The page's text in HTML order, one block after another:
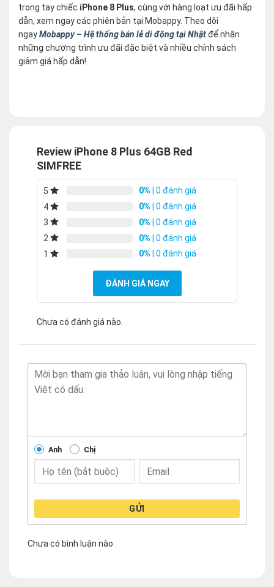
trong tay chiếc iPhone 8 Plus, cùng với hàng loạt ưu đãi hấp
dẫn, xem ngay các phiên bản tại Mobappy. Theo dõi
ngayMobappy – Hệ thống bán lẻ di động tại Nhậtđể nhận
những chương trình ưu đãi đặc biệt và nhiều chính sách
giảm giá hấp dẫn!
Review iPhone 8 Plus 64GB Red
SIMFREE
5 0% | 0 đánh giá
4
0% | 0 đánh giá
3
0% | 0 đánh giá
2
0% | 0 đánh giá
1
0% | 0 đánh giá
ĐÁNH GIÁ NGAY
Chưa có đánh giá nào.
Anh Chị
GỬI
Chưa có bình luận nào